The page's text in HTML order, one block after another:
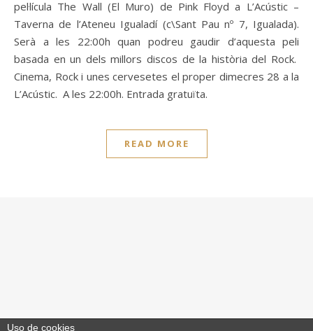
pel·lícula The Wall (El Muro) de Pink Floyd a L’Acústic –
Taverna de l’Ateneu Igualadí (c\Sant Pau nº 7, Igualada).
Serà a les 22:00h quan podreu gaudir d’aquesta peli
basada en un dels millors discos de la història del Rock.
Cinema, Rock i unes cervesetes el proper dimecres 28 a la
L’Acústic. A les 22:00h. Entrada gratuïta.
READ MORE
Uso de cookies